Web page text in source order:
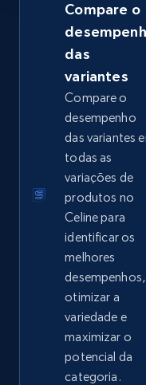
Google
web using
URL, Product id,
Rating, Reviews
more.
2.4K+
Home Depot US
URL, Domain,
Sku, Product id,
and more.
Compare o
das
variantes
Compare o
desempenho
das variantes
todas as
variações de
produtos no
Celine para
identificar os
melhores
desempenhos,
otimizar a
variedade e
maximizar o
potencial da
categoria.